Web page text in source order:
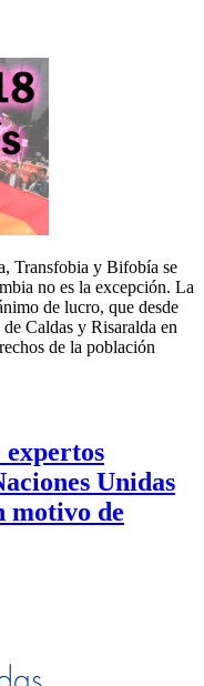
Transfobia y Bifobía se
no es la excepción. La
de lucro, que desde
Caldas y Risaralda en
de la población
expertos
Unidas
motivo de